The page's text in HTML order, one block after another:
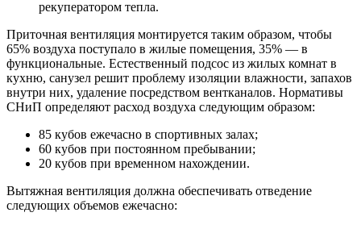
рекуператором тепла.
Приточная вентиляция монтируется таким образом, чтобы
65% воздуха поступало в жилые помещения, 35% — в
функциональные. Естественный подсос из жилых комнат в
кухню, санузел решит проблему изоляции влажности, запахов
внутри них, удаление посредством вентканалов. Нормативы
СНиП определяют расход воздуха следующим образом:
85 кубов ежечасно в спортивных залах;
60 кубов при постоянном пребывании;
20 кубов при временном нахождении.
Вытяжная вентиляция должна обеспечивать отведение
следующих объемов ежечасно: